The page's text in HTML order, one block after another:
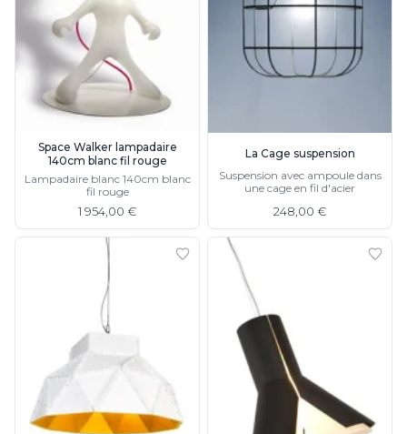
Suspension
Classique
Applique
Lampadaire
Lampe de table
Lustre
Applique d'extérieur
Balise d'extérieur
Lampadaire d'extérieur
Lampe d'extérieur
Plafonnier d'extérieur
Spot & projecteur d'extérieur
Suspension d'extérieur
Tapis contemporain
Luminaire enfant
Autres
Miroir
Rangement
Space Walker lampadaire
140cm blanc fil rouge
Lampadaire blanc 140cm blanc
fil rouge
1 954,00 €
La Cage suspension
Suspension avec ampoule dans
une cage en fil d'acier
248,00 €